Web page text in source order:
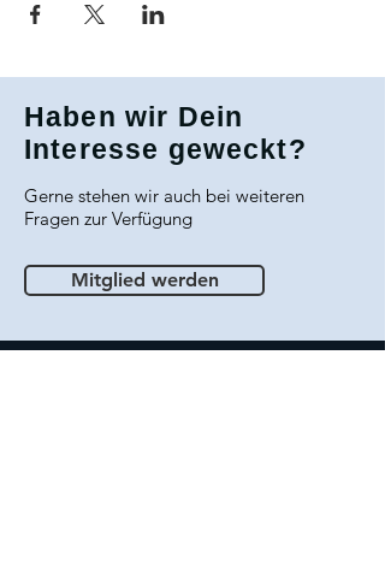
Haben wir Dein
Interesse geweckt?
Gerne stehen wir auch bei weiteren
Fragen zur Verfügung
Mitglied werden